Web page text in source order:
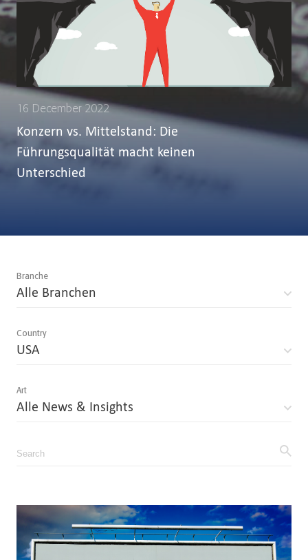
16 December 2022
Konzern vs. Mittelstand: Die
Führungsqualität macht keinen
Unterschied
Branche
Alle Branchen
Country
USA
Art
Alle News & Insights